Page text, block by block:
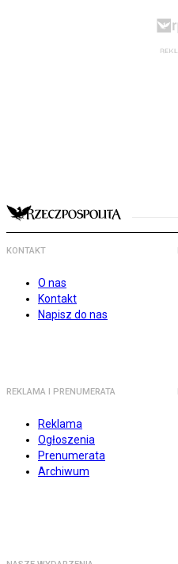
KONTAKT
O nas
Kontakt
Napisz do nas
REKLAMA I PRENUMERATA
Reklama
Ogłoszenia
Prenumerata
Archiwum